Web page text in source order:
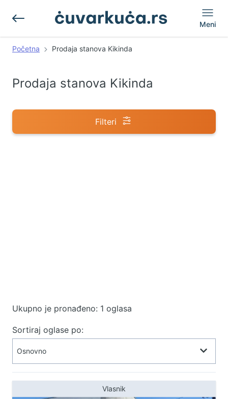
Meni
Početna Prodaja stanova Kikinda
Prodaja stanova Kikinda
Filteri
Ukupno je pronađeno: 1 oglasa
Sortiraj oglase po:
Vlasnik